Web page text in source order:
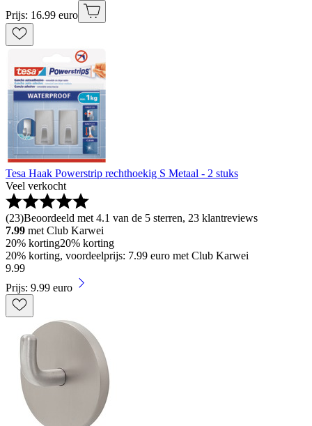
Prijs: 16.99 euro
Tesa Haak Powerstrip rechthoekig S Metaal - 2 stuks
Veel verkocht
(23)Beoordeeld met 4.1 van de 5 sterren, 23 klantreviews
7.99 met Club Karwei
20% korting20% korting
20% korting, voordeelprijs: 7.99 euro met Club Karwei
9.99
Prijs: 9.99 euro